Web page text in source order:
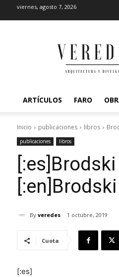
viernes, agosto 7, 2026
ARTÍCULOS FARO
Inicio publicaciones libros
publicaciones libros
By veredes 1 octubre, 2019
Cuota
[:es]